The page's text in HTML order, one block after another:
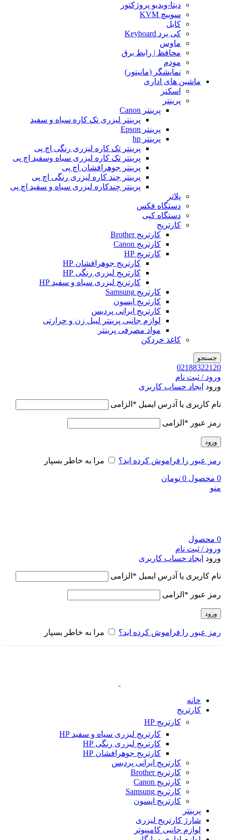
دیتا-ویدیو پروژکتور
سوییچ KVM
کابل
کی برد Keyboard
ماوس
محافظ | رابط برق
مودم
نمایشگر (مانیتور)
ماشین های اداری
اسکنر
پرینتر
پرینتر Canon
پرینتر لیزری تک کاره سیاه و سفید
پرینتر Epson
پرینتر hp
پرینتر تک کاره لیزری رنگی اچ پی
پرینتر تک کاره لیزری سیاه وسفید اچ پی
پرینتر جوهرافشان اچ پی
پرینتر چند کاره لیزری رنگی اچ پی
پرینتر چندکاره لیزری سیاه و سفید اچ پی
پلاتر
دستگاه فکس
دستگاه کپی
کارتریج
کارتریج Brother
کارتریج Canon
کارتریج HP
کارتریج جوهرافشان HP
کارتریج لیزری رنگی HP
کارتریج لیزری سیاه و سفید HP
کارتریج Samsung
کارتریج اپسون
کارتریج ایرانی پردیس
لوازم جانبی پرینتر لیبل زن و حرارتی
مواد مصرفی پرینتر
کاغذ خردکن
جستجو
02188322120
ورود / ثبت نام
ورود ایجاد حساب کاربری
نام کاربری یا آدرس ایمیل * الزامی
رمز عبور * الزامی
ورود
رمز عبور را فراموش کرده اید؟ مرا به خاطر بسپار
0 محصول 0 تومان
منو
0 محصول
ورود / ثبت نام
ورود ایجاد حساب کاربری
نام کاربری یا آدرس ایمیل * الزامی
رمز عبور * الزامی
ورود
رمز عبور را فراموش کرده اید؟ مرا به خاطر بسپار
خانه
کارتریج
کارتریج HP
کارتریج لیزری سیاه و سفید HP
کارتریج لیزری رنگی HP
کارتریج جوهرافشان HP
کارتریج ایرانی پردیس
کارتریج Brother
کارتریج Canon
کارتریج Samsung
کارتریج اپسون
پرینتر
شارژ کارتریج لیزری
لوازم جانبی کامپیوتر